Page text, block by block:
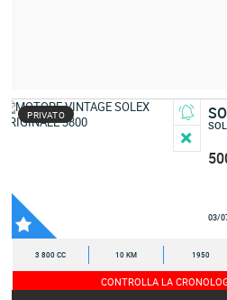
PRIVATO
03/
3 800 CC 10 KM 1950
CONTROLLA LA